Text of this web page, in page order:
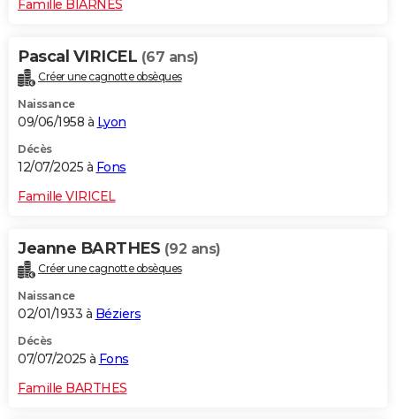
Famille BIARNES
Pascal VIRICEL (67 ans)
Créer une cagnotte obsèques
Naissance
09/06/1958 à Lyon
Décès
12/07/2025 à Fons
Famille VIRICEL
Jeanne BARTHES (92 ans)
Créer une cagnotte obsèques
Naissance
02/01/1933 à Béziers
Décès
07/07/2025 à Fons
Famille BARTHES